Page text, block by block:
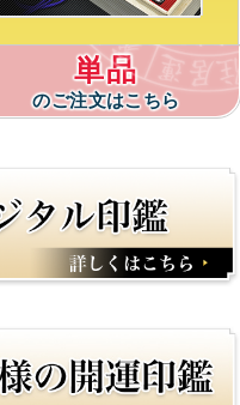
単品
のご注文はこちら